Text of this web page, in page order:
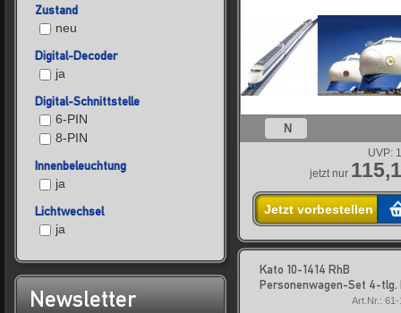
Zustand
neu
Digital-Decoder
ja
Digital-Schnittstelle
6-PIN
8-PIN
Innenbeleuchtung
ja
Lichtwechsel
ja
Newsletter
N
UVP:
jetzt nur
Jetzt vorbestellen
Kato 10-1414 RhB
Personenwagen-Set 4-tlg.
Art.Nr.: